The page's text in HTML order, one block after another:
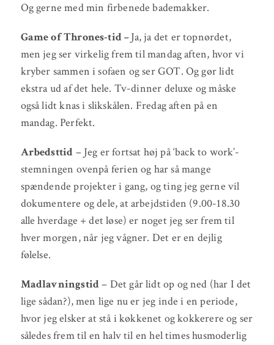
Og gerne med min firbenede bademakker.
Game of Thrones-tid–Ja, ja det er topnørdet,
men jeg ser virkelig frem til mandag aften, hvor vi
kryber sammen i sofaen og ser GOT. Og gør lidt
ekstra ud af det hele. Tv-dinner deluxe og måske
også lidt knas i slikskålen. Fredag aften på en
mandag. Perfekt.
Arbedsttid – Jeg er fortsat høj på ‘back to work’-
stemningen ovenpå ferien og har så mange
spændende projekter i gang, og ting jeg gerne vil
dokumentere og dele, at arbejdstiden (9.00-18.30
alle hverdage + det løse) er noget jeg ser frem til
hver morgen, når jeg vågner. Det er en dejlig
følelse.
Madlavningstid– Det går lidt op og ned (har I det
lige sådan?), men lige nu er jeg inde i en periode,
hvor jeg elsker at stå i køkkenet og kokkerere og ser
således frem til en halv til en hel times husmoderlig